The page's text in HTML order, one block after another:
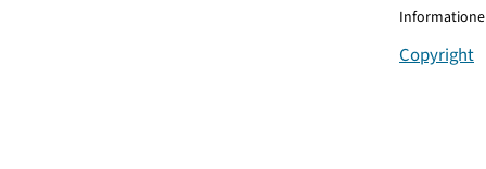
Copyright